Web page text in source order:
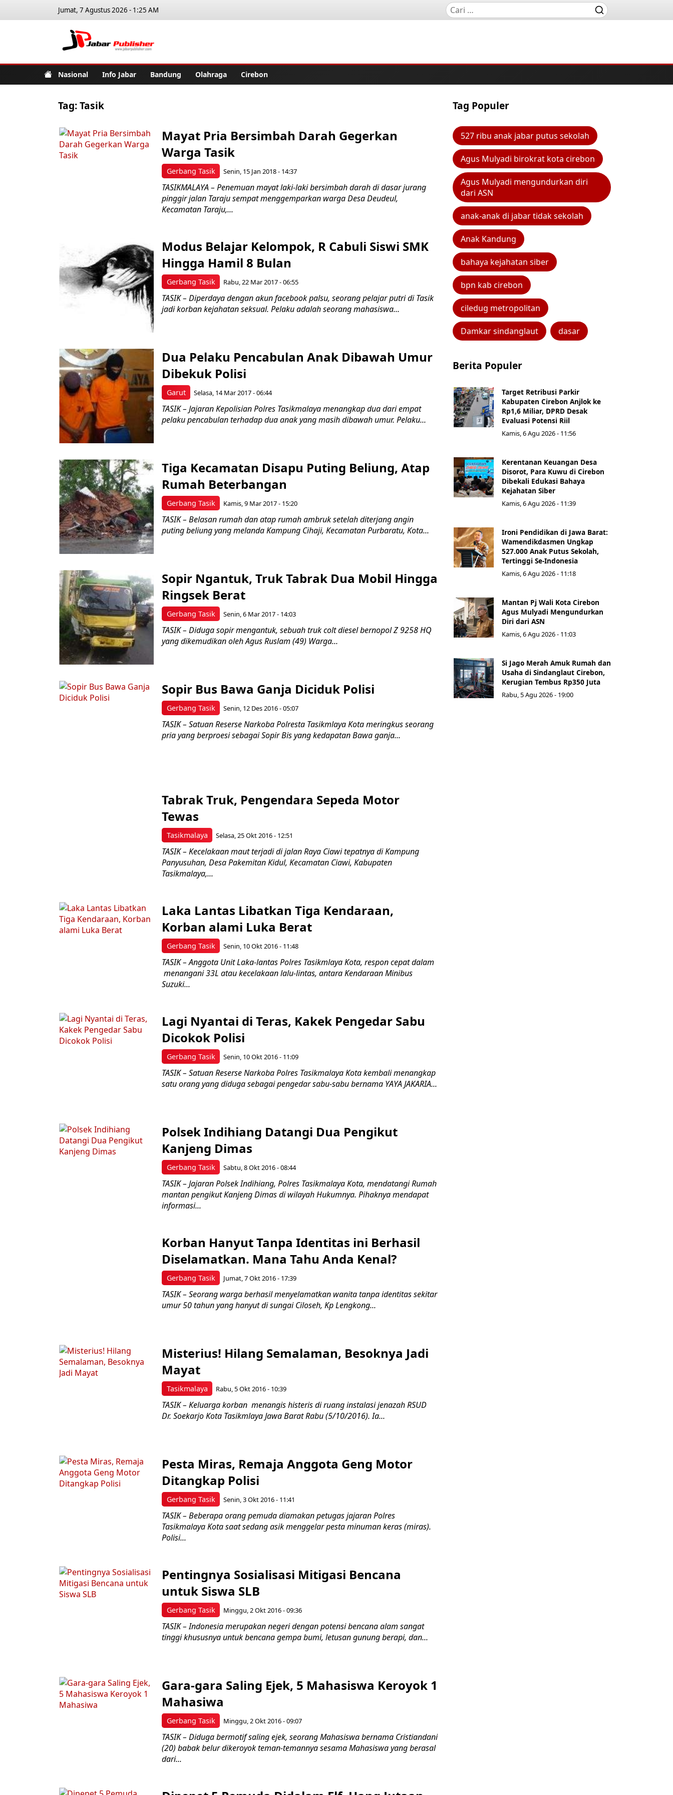
Jumat, 7 Agustus 2026 - 1:25 AM
Nasional Info Jabar Bandung Olahraga Cirebon
Tag:Tasik
Gerbang Tasik
Mayat Pria Bersimbah Darah Gegerkan
Warga Tasik
Senin, 15 Jan 2018 - 14:37
TASIKMALAYA – Penemuan mayat laki-laki bersimbah darah di dasar jurang
pinggir jalan Taraju sempat menggemparkan warga Desa Deudeul,
Kecamatan Taraju,...
Gerbang Tasik
Modus Belajar Kelompok, R Cabuli Siswi SMK
Hingga Hamil 8 Bulan
Rabu, 22 Mar 2017 - 06:55
TASIK – Diperdaya dengan akun facebook palsu, seorang pelajar putri di Tasik
jadi korban kejahatan seksual. Pelaku adalah seorang mahasiswa...
Garut
Dua Pelaku Pencabulan Anak Dibawah Umur
Dibekuk Polisi
Selasa, 14 Mar 2017 - 06:44
TASIK – Jajaran Kepolisian Polres Tasikmalaya menangkap dua dari empat
pelaku pencabulan terhadap dua anak yang masih dibawah umur. Pelaku...
Gerbang Tasik
Tiga Kecamatan Disapu Puting Beliung, Atap
Rumah Beterbangan
Kamis, 9 Mar 2017 - 15:20
TASIK – Belasan rumah dan atap rumah ambruk setelah diterjang angin
puting beliung yang melanda Kampung Cihaji, Kecamatan Purbaratu, Kota...
Gerbang Tasik
Sopir Ngantuk, Truk Tabrak Dua Mobil Hingga
Ringsek Berat
Senin, 6 Mar 2017 - 14:03
TASIK – Diduga sopir mengantuk, sebuah truk colt diesel bernopol Z 9258 HQ
yang dikemudikan oleh Agus Ruslam (49) Warga...
Gerbang Tasik
Sopir Bus Bawa Ganja Diciduk Polisi
Senin, 12 Des 2016 - 05:07
TASIK – Satuan Reserse Narkoba Polresta Tasikmlaya Kota meringkus seorang
pria yang berproesi sebagai Sopir Bis yang kedapatan Bawa ganja...
Tasikmalaya
Tabrak Truk, Pengendara Sepeda Motor
Tewas
Selasa, 25 Okt 2016 - 12:51
TASIK – Kecelakaan maut terjadi di jalan Raya Ciawi tepatnya di Kampung
Panyusuhan, Desa Pakemitan Kidul, Kecamatan Ciawi, Kabupaten
Tasikmalaya,...
Gerbang Tasik
Laka Lantas Libatkan Tiga Kendaraan,
Korban alami Luka Berat
Senin, 10 Okt 2016 - 11:48
TASIK – Anggota Unit Laka-lantas Polres Tasikmlaya Kota, respon cepat dalam
menangani 33L atau kecelakaan lalu-lintas, antara Kendaraan Minibus
Suzuki...
Gerbang Tasik
Lagi Nyantai di Teras, Kakek Pengedar Sabu
Dicokok Polisi
Senin, 10 Okt 2016 - 11:09
TASIK – Satuan Reserse Narkoba Polres Tasikmalaya Kota kembali menangkap
satu orang yang diduga sebagai pengedar sabu-sabu bernama YAYA JAKARIA...
Gerbang Tasik
Polsek Indihiang Datangi Dua Pengikut
Kanjeng Dimas
Sabtu, 8 Okt 2016 - 08:44
TASIK – Jajaran Polsek Indihiang, Polres Tasikmalaya Kota, mendatangi Rumah
mantan pengikut Kanjeng Dimas di wilayah Hukumnya. Pihaknya mendapat
informasi...
Gerbang Tasik
Korban Hanyut Tanpa Identitas ini Berhasil
Diselamatkan. Mana Tahu Anda Kenal?
Jumat, 7 Okt 2016 - 17:39
TASIK – Seorang warga berhasil menyelamatkan wanita tanpa identitas sekitar
umur 50 tahun yang hanyut di sungai Ciloseh, Kp Lengkong...
Tasikmalaya
Misterius! Hilang Semalaman, Besoknya Jadi
Mayat
Rabu, 5 Okt 2016 - 10:39
TASIK – Keluarga korban menangis histeris di ruang instalasi jenazah RSUD
Dr. Soekarjo Kota Tasikmlaya Jawa Barat Rabu (5/10/2016). Ia...
Gerbang Tasik
Pesta Miras, Remaja Anggota Geng Motor
Ditangkap Polisi
Senin, 3 Okt 2016 - 11:41
TASIK – Beberapa orang pemuda diamakan petugas jajaran Polres
Tasikmalaya Kota saat sedang asik menggelar pesta minuman keras (miras).
Polisi...
Gerbang Tasik
Pentingnya Sosialisasi Mitigasi Bencana
untuk Siswa SLB
Minggu, 2 Okt 2016 - 09:36
TASIK – Indonesia merupakan negeri dengan potensi bencana alam sangat
tinggi khususnya untuk bencana gempa bumi, letusan gunung berapi, dan...
Gerbang Tasik
Gara-gara Saling Ejek, 5 Mahasiswa Keroyok 1
Mahasiwa
Minggu, 2 Okt 2016 - 09:07
TASIK – Diduga bermotif saling ejek, seorang Mahasiswa bernama Cristiandani
(20) babak belur dikeroyok teman-temannya sesama Mahasiswa yang berasal
dari...
Tag Populer
527 ribu anak jabar putus sekolah
Agus Mulyadi birokrat kota cirebon
Agus Mulyadi mengundurkan diri
dari ASN
anak-anak di jabar tidak sekolah
Anak Kandung
bahaya kejahatan siber
bpn kab cirebon
ciledug metropolitan
Damkar sindanglaut dasar
Berita Populer
Target Retribusi Parkir
Kabupaten Cirebon Anjlok ke
Rp1,6 Miliar, DPRD Desak
Evaluasi Potensi Riil
Kamis, 6 Agu 2026 - 11:56
Kerentanan Keuangan Desa
Disorot, Para Kuwu di Cirebon
Dibekali Edukasi Bahaya
Kejahatan Siber
Kamis, 6 Agu 2026 - 11:39
Ironi Pendidikan di Jawa Barat:
Wamendikdasmen Ungkap
527.000 Anak Putus Sekolah,
Tertinggi Se-Indonesia
Kamis, 6 Agu 2026 - 11:18
Mantan Pj Wali Kota Cirebon
Agus Mulyadi Mengundurkan
Diri dari ASN
Kamis, 6 Agu 2026 - 11:03
Si Jago Merah Amuk Rumah dan
Usaha di Sindanglaut Cirebon,
Kerugian Tembus Rp350 Juta
Rabu, 5 Agu 2026 - 19:00